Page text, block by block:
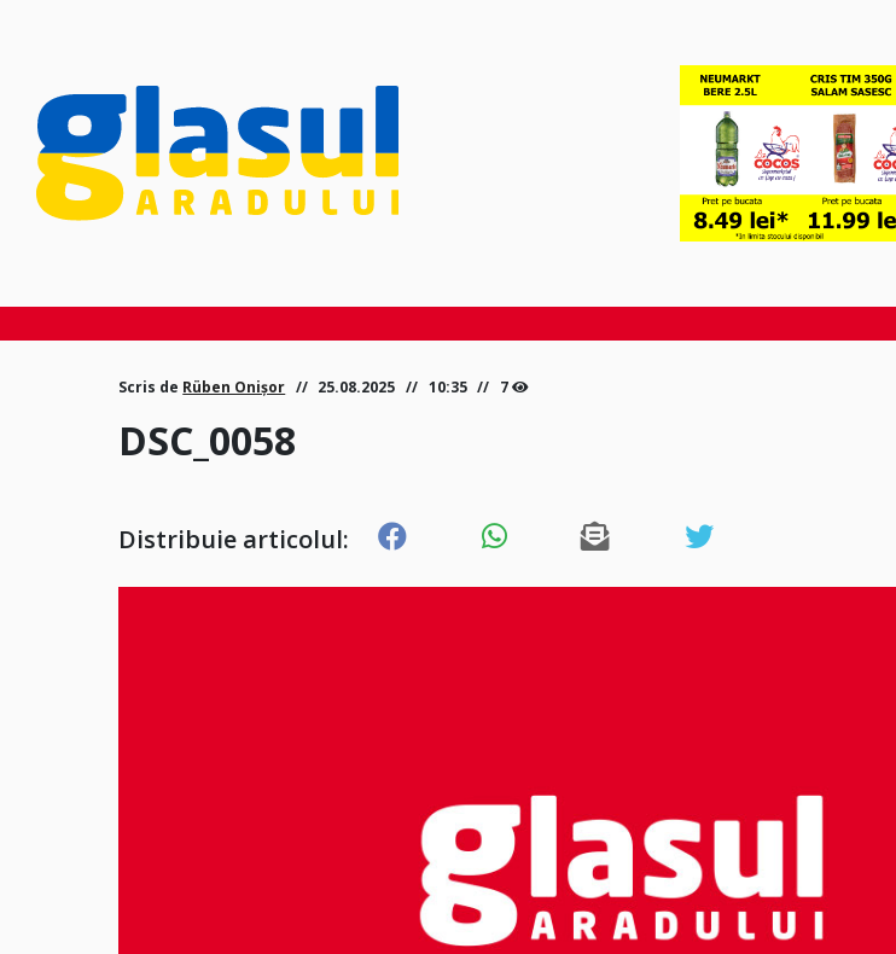
Scris de Rüben Onișor 25.08.2025 10:35 7
DSC_0058
Distribuie articolul: